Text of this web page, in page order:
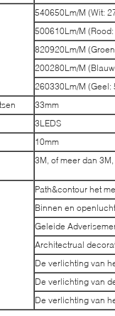
540650Lm/M (Wit:
500610Lm/M
820920Lm/M
200280Lm/M
260330Lm/M (Geel:
33mm
3LEDS
10mm
3M, of meer dan
Path&contour het
Binnen en
Geleide
Architectrual
De verlichting van
De verlichting van
De verlichting van